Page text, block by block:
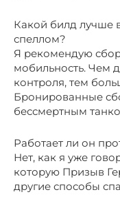
Какой билд лучше
спеллом?
Я рекомендую
мобильность. Чем
контроля, тем
Бронированные
бессмертным
Работает ли он
Нет, как я уже
которую Призыв
другие способы